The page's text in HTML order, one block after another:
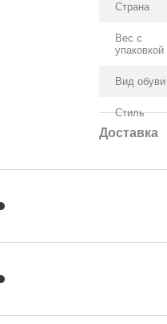
Страна
Вес с
упаковкой
Вид обуви
Стиль
Доставка